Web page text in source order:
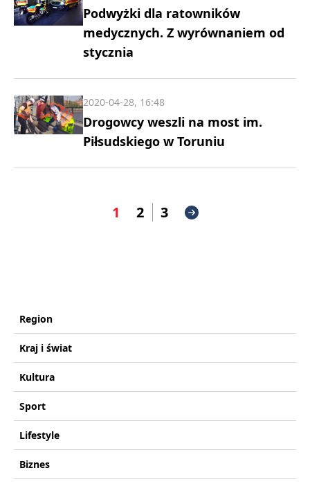
Podwyżki dla ratowników
medycznych. Z wyrównaniem od
stycznia
Drogowcy weszli na most im.
Piłsudskiego w Toruniu
2020-04-28, 16:48
1 2 3
Region
Kraj i świat
Kultura
Sport
Lifestyle
Biznes